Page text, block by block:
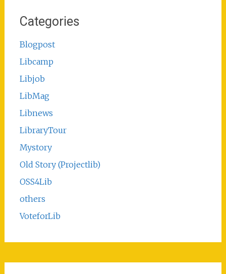
Categories
Blogpost
Libcamp
Libjob
LibMag
Libnews
LibraryTour
Mystory
Old Story (Projectlib)
OSS4Lib
others
VoteforLib